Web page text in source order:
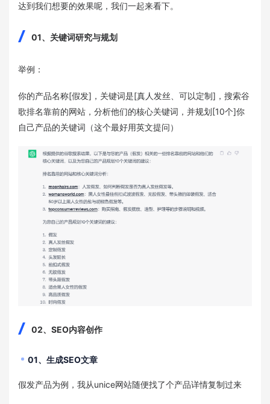
达到我们想要的效果呢，我们一起来看下。
01、关键词研究与规划
举例：
你的产品名称[假发]，关键词是[真人发丝、可以定制]，搜索谷
歌排名靠前的网站，分析他们的核心关键词，并规划[10个]你
自己产品的关键词（这个最好用英文提问）
02、SEO内容创作
01、生成SEO文章
假发产品为例，我从unice网站随便找了个产品详情复制过来